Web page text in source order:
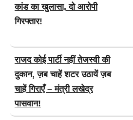
कांड का खुलासा, दो आरोपी
गिरफ्तार!
राजद कोई पार्टी नहीं तेजस्वी की
दुकान, ज़ब चाहें शटर उठायें ज़ब
चाहें गिराएँ – मंत्री लखेद्र
पासवान!